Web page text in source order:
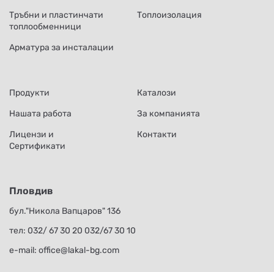
Тръбни и пластинчати
топлообменници
Топлоизолация
Арматура за инсталации
Продукти
Каталози
Нашата работа
За компанията
Лицензи и
Сертификати
Контакти
Пловдив
бул."Никола Вапцаров" 136
тел: 032/ 67 30 20 032/67 30 10
е-mail: office@lakal-bg.com